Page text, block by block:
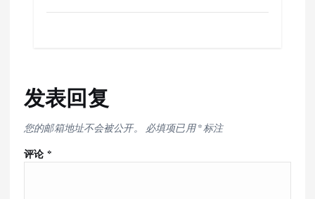
发表回复
您的邮箱地址不会被公开。 必填项已用*标注
评论 *